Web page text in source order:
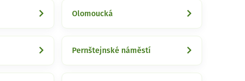
Olomoucká
Pernštejnské náměstí